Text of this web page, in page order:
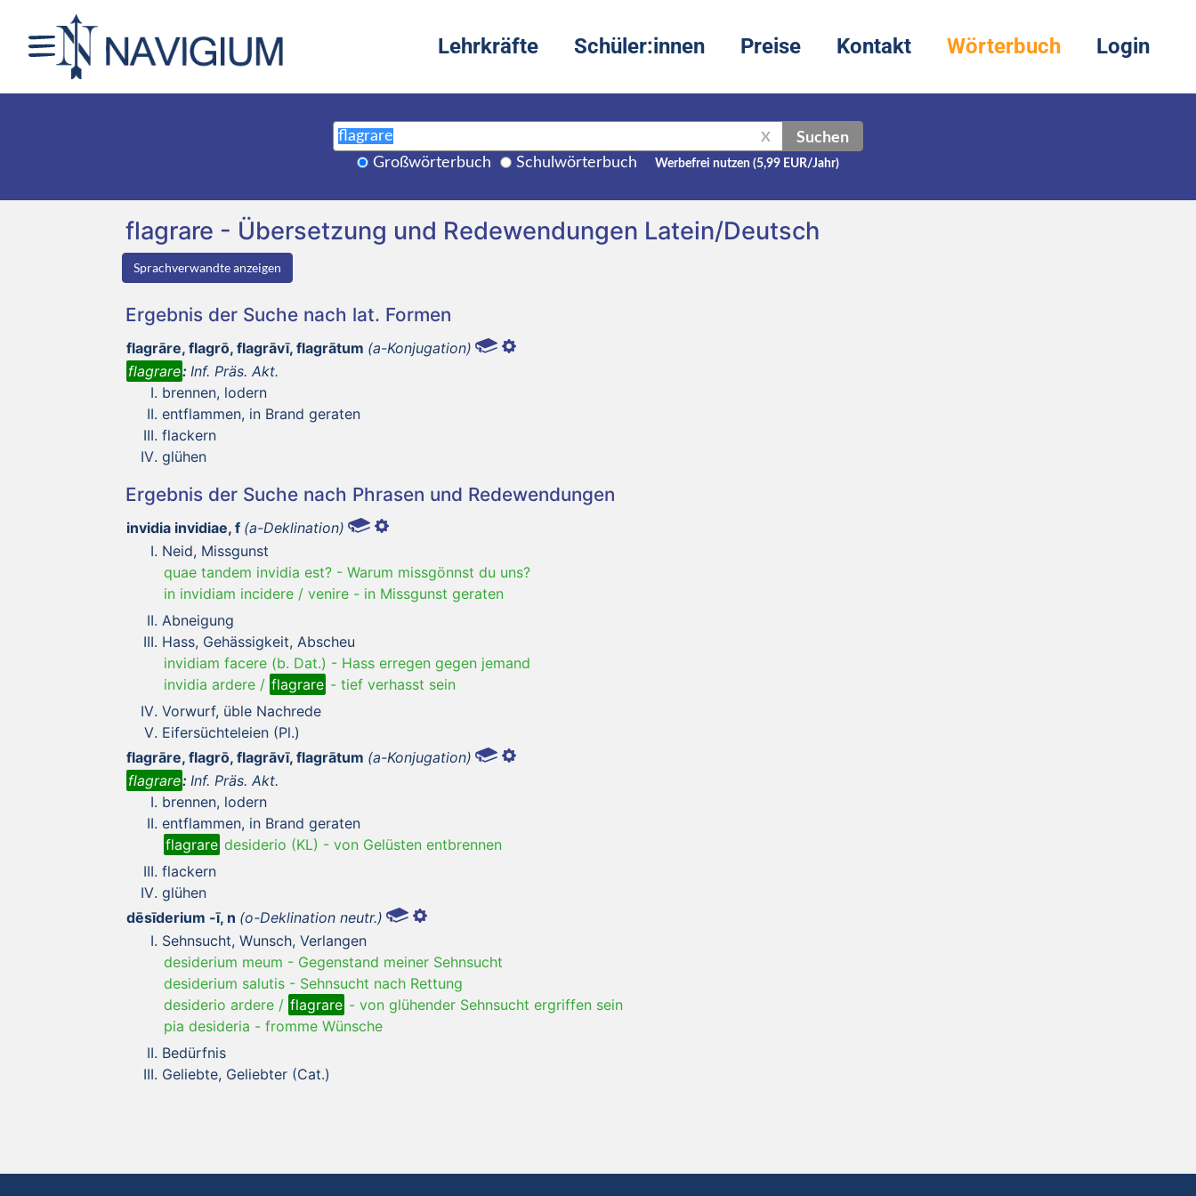
Lehrkräfte Schüler:innen Preise Kontakt Wörterbuch Login
X Suchen
Großwörterbuch Schulwörterbuch Werbefrei nutzen (5,99 EUR/Jahr)
flagrare - Übersetzung und Redewendungen Latein/Deutsch
Sprachverwandte anzeigen
Ergebnis der Suche nach lat. Formen
flagrāre, flagrō, flagrāvī, flagrātum (a-Konjugation)
flagrare: Inf. Präs. Akt.
brennen, lodern
entflammen, in Brand geraten
flackern
glühen
Ergebnis der Suche nach Phrasen und Redewendungen
invidia invidiae, f (a-Deklination)
Neid, Missgunst
quae tandem invidia est? - Warum missgönnst du uns?
in invidiam incidere / venire - in Missgunst geraten
Abneigung
Hass, Gehässigkeit, Abscheu
invidiam facere (b. Dat.) - Hass erregen gegen jemand
invidia ardere / flagrare - tief verhasst sein
Vorwurf, üble Nachrede
Eifersüchteleien (Pl.)
flagrāre, flagrō, flagrāvī, flagrātum (a-Konjugation)
flagrare: Inf. Präs. Akt.
brennen, lodern
entflammen, in Brand geraten
flagrare desiderio (KL) - von Gelüsten entbrennen
flackern
glühen
dēsīderium -ī, n (o-Deklination neutr.)
Sehnsucht, Wunsch, Verlangen
desiderium meum - Gegenstand meiner Sehnsucht
desiderium salutis - Sehnsucht nach Rettung
desiderio ardere / flagrare - von glühender Sehnsucht ergriffen sein
pia desideria - fromme Wünsche
Bedürfnis
Geliebte, Geliebter (Cat.)